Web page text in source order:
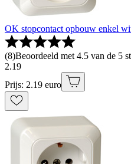
OK stopcontact opbouw enkel
(8)Beoordeeld met 4.5 van de 5
2.19
Prijs: 2.19 euro